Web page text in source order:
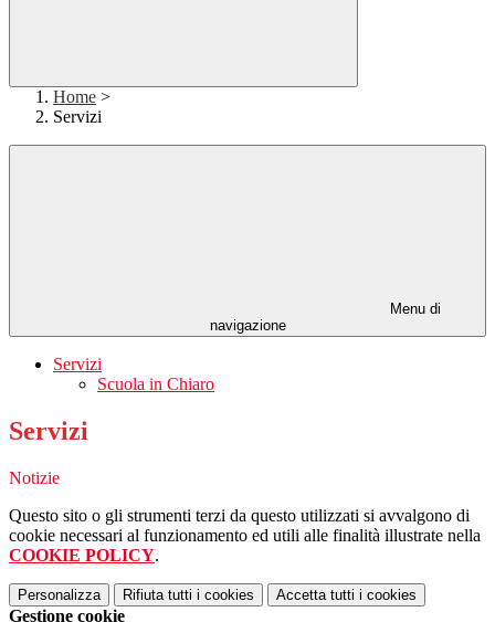
Home >
Servizi
Menu di
navigazione
Servizi
Scuola in Chiaro
Servizi
Notizie
Questo sito o gli strumenti terzi da questo utilizzati si avvalgono di
cookie necessari al funzionamento ed utili alle finalità illustrate nella
COOKIE POLICY.
Personalizza Rifiuta tutti i cookies Accetta tutti i cookies
Gestione cookie